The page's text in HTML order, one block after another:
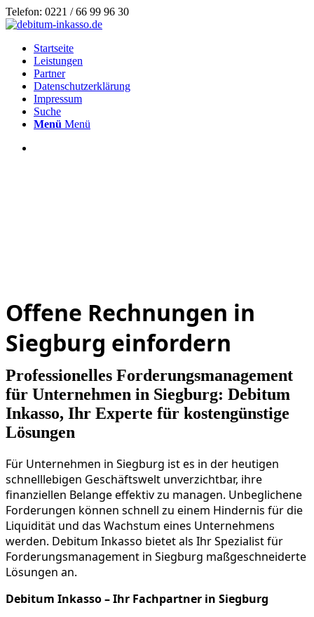
Telefon: 0221 / 66 99 96 30
Startseite
Leistungen
Partner
Datenschutzerklärung
Impressum
Suche
Menü Menü
Offene Rechnungen in
Siegburg einfordern
Professionelles Forderungsmanagement
für Unternehmen in Siegburg: Debitum
Inkasso, Ihr Experte für kostengünstige
Lösungen
Für Unternehmen in Siegburg ist es in der heutigen
schnelllebigen Geschäftswelt unverzichtbar, ihre
finanziellen Belange effektiv zu managen. Unbeglichene
Forderungen können schnell zu einem Hindernis für die
Liquidität und das Wachstum eines Unternehmens
werden. Debitum Inkasso bietet als Ihr Spezialist für
Forderungsmanagement in Siegburg maßgeschneiderte
Lösungen an.
Debitum Inkasso – Ihr Fachpartner in Siegburg